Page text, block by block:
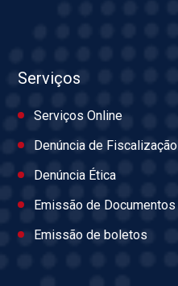
Serviços
Serviços Online
Denúncia de Fiscalização
Denúncia Ética
Emissão de Documentos
Emissão de boletos